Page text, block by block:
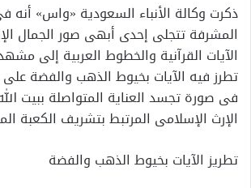
ذكرت وكالة الأنباء السعودية «واس»
المشرفة تتجلى إحدى أبهى صور الجمال
الآيات القرآنية والخطوط العربية إلى
تطرز فيه الآيات بخيوط الذهب والفضة على
فى صورة تجسد العناية المتواصلة ببيت
الإرث الإسلامى المرتبط بتشريف الكعبة
تطريز الآيات بخيوط الذهب والفضة